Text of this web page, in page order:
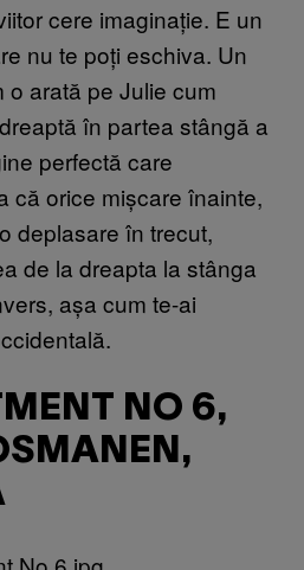
cere imaginație. E un
nu te poți eschiva. Un
arată pe Julie cum
în partea stângă a
perfectă care
că orice mișcare înainte,
deplasare în trecut,
de la dreapta la stânga
așa cum te-ai
NO 6,